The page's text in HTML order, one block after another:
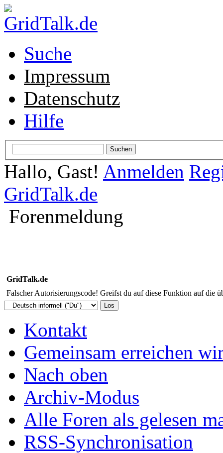
Suche
Impressum
Datenschutz
Hilfe
Hallo, Gast! Anmelden
GridTalk.de
Forenmeldung
GridTalk.de
Falscher Autorisierungscode! Greifst du auf diese Funktion auf die
Kontakt
Gemeinsam erreichen
Nach oben
Archiv-Modus
Alle Foren als gelesen
RSS-Synchronisation